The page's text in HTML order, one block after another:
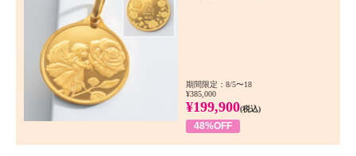
期間限定：8/5〜18
¥385,000
¥199,900(税込)
48%OFF